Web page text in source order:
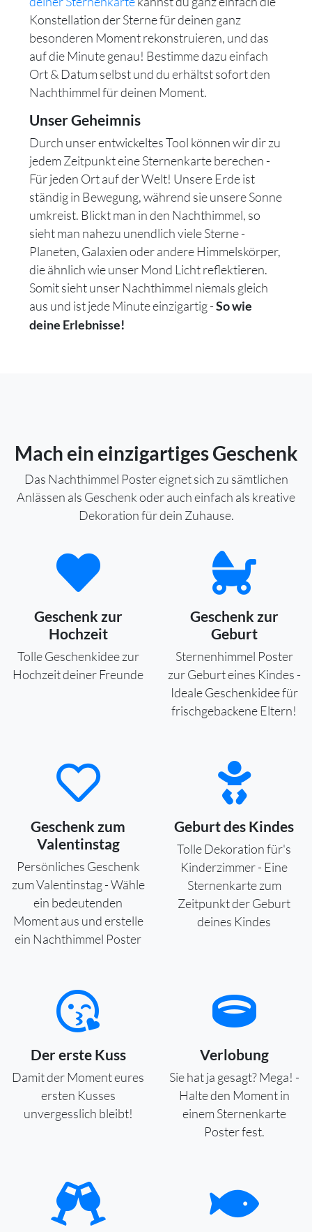
Konstellation der Sterne für deinen ganz
besonderen Moment rekonstruieren, und das
auf die Minute genau! Bestimme dazu einfach
Ort & Datum selbst und du erhältst sofort den
Nachthimmel für deinen Moment.
Unser Geheimnis
Durch unser entwickeltes Tool können wir dir zu
jedem Zeitpunkt eine Sternenkarte berechen -
Für jeden Ort auf der Welt! Unsere Erde ist
ständig in Bewegung, während sie unsere Sonne
umkreist. Blickt man in den Nachthimmel, so
sieht man nahezu unendlich viele Sterne -
Planeten, Galaxien oder andere Himmelskörper,
die ähnlich wie unser Mond Licht reflektieren.
Somit sieht unser Nachthimmel niemals gleich
aus und ist jede Minute einzigartig -So wie
deine Erlebnisse!
Mach ein einzigartiges Geschenk
Das Nachthimmel Poster eignet sich zu sämtlichen
Anlässen als Geschenk oder auch einfach als kreative
Dekoration für dein Zuhause.
Geschenk zur
Hochzeit
Tolle Geschenkidee zur
Hochzeit deiner Freunde
Geschenk zur
Geburt
Sternenhimmel Poster
zur Geburt eines Kindes -
Ideale Geschenkidee für
frischgebackene Eltern!
Geschenk zum
Valentinstag
Persönliches Geschenk
zum Valentinstag - Wähle
ein bedeutenden
Moment aus und erstelle
ein Nachthimmel Poster
Geburt des Kindes
Tolle Dekoration für's
Kinderzimmer - Eine
Sternenkarte zum
Zeitpunkt der Geburt
deines Kindes
Der erste Kuss
Damit der Moment eures
ersten Kusses
unvergesslich bleibt!
Verlobung
Sie hat ja gesagt? Mega! -
Halte den Moment in
einem Sternenkarte
Poster fest.